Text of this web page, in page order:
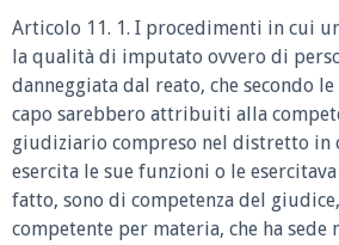
Articolo 11. 1. I procedimenti in cui
la qualità di imputato ovvero di
danneggiata dal reato, che secondo
capo sarebbero attribuiti alla
giudiziario compreso nel distretto in
esercita le sue funzioni o le
fatto, sono di competenza del
competente per materia, che ha